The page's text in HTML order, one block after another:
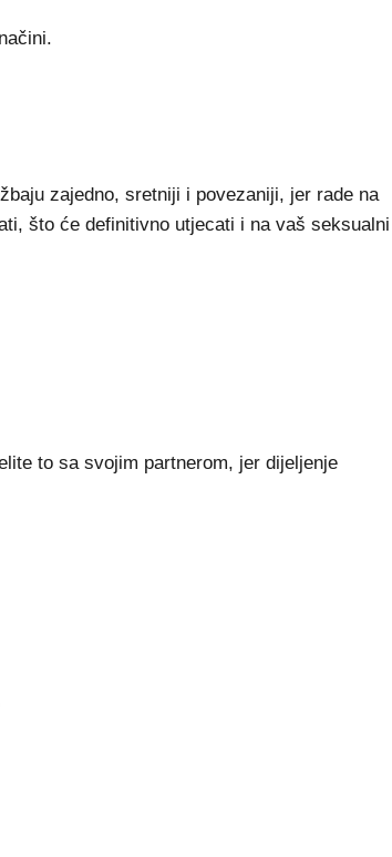
zajedno, sretniji i povezaniji, jer rade na
što će definitivno utjecati i na vaš seksualni
to sa svojim partnerom, jer dijeljenje